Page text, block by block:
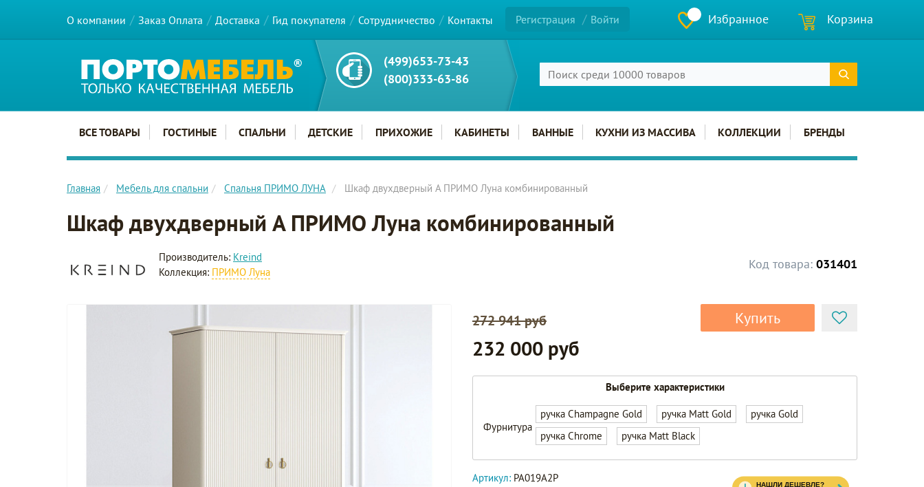
О компании Заказ Оплата Доставка Гид покупателя Сотрудничество Контакты Регистрация Войти Избранное Корзина
(499)653-73-43
(800)333-63-86
Главное меню сайта
ВСЕ ТОВАРЫ ГОСТИНЫЕ СПАЛЬНИ ДЕТСКИЕ ПРИХОЖИЕ КАБИНЕТЫ ВАННЫЕ КУХНИ ИЗ МАССИВА КОЛЛЕКЦИИ БРЕНДЫ
Главная Мебель для спальни Спальня ПРИМО ЛУНА Шкаф двухдверный A ПРИМО Луна комбинированный
Шкаф двухдверный A ПРИМО Луна комбинированный
Код товара: 031401
Производитель: Kreind
Коллекция: ПРИМО Луна
272 941 руб
232 000 руб
Купить
Выберите характеристики
Фурнитура
ручка Champagne Gold ручка Matt Gold
ручка Gold
ручка Chrome
ручка Matt Black
Артикул: PA019A2P